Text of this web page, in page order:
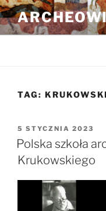
Przejdź
do
treści
TAG: KRUKOWSKI
OPUBLIKOWANE
W
5 STYCZNIA 2023
Polska szkoła
Krukowskiego